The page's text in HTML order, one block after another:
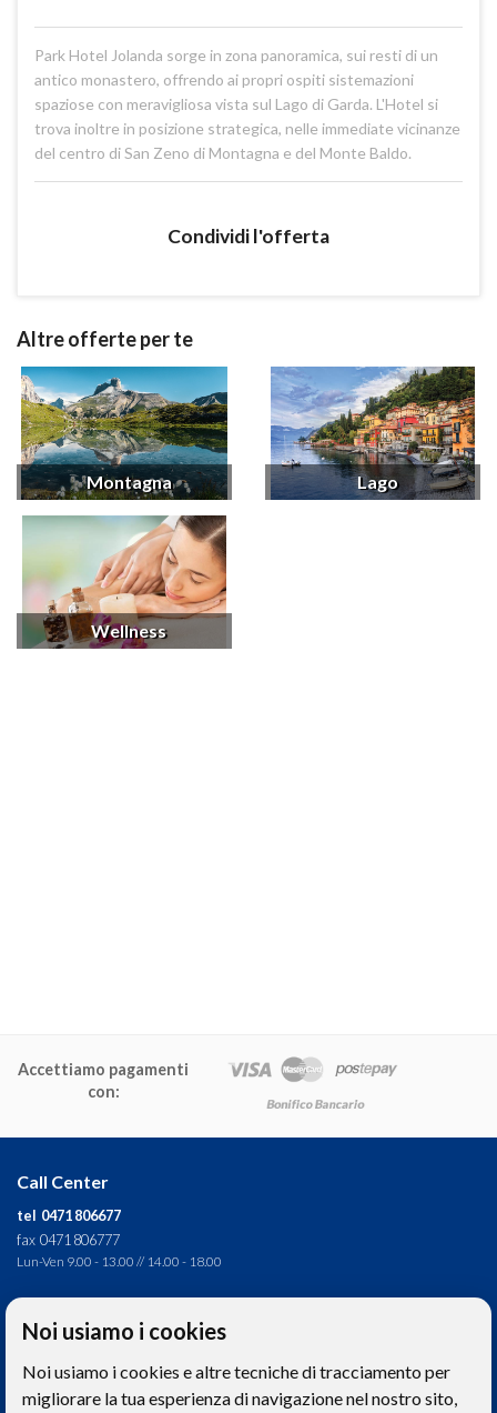
Noi usiamo i cookies
Noi usiamo i cookies e altre tecniche di tracciamento per
migliorare la tua esperienza di navigazione nel nostro sito,
Park Hotel Jolanda sorge in zona panoramica, sui resti di un
antico monastero, offrendo ai propri ospiti sistemazioni
spaziose con meravigliosa vista sul Lago di Garda. L'Hotel si
trova inoltre in posizione strategica, nelle immediate vicinanze
del centro di San Zeno di Montagna e del Monte Baldo.
Condividi l'offerta
Altre offerte per te
Montagna Lago
Wellness
Accettiamo pagamenti
con:
Call Center
tel 0471 806677
fax 0471 806777
Lun-Ven 9.00 - 13.00 // 14.00 - 18.00
Ignas Tour S.p.A.
Largo Cesare Battisti, 28 - 39044 Egna (BZ) - Italia
P.IVA: 01652670215